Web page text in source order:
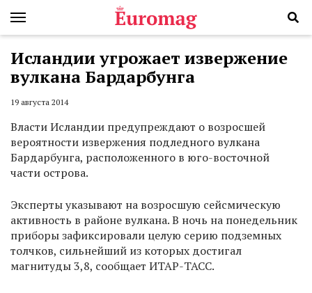
Исландии угрожает извержение
вулкана Бардарбунга
19 августа 2014
Власти Исландии предупреждают о возросшей
вероятности извержения подледного вулкана
Бардарбунга, расположенного в юго-восточной
части острова.
Эксперты указывают на возросшую сейсмическую
активность в районе вулкана. В ночь на понедельник
приборы зафиксировали целую серию подземных
толчков, сильнейший из которых достигал
магнитуды 3,8, сообщает ИТАР-ТАСС.